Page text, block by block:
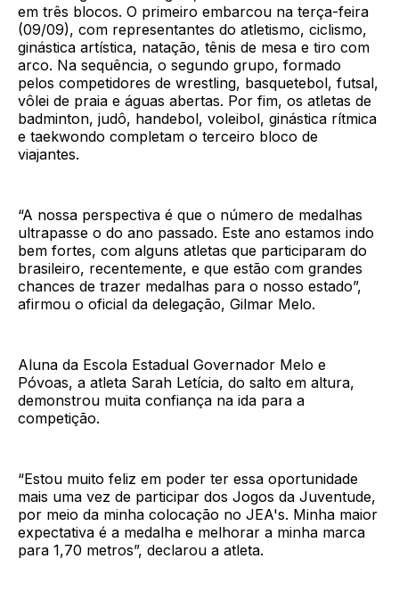
em três blocos. O primeiro embarcou na terça-feira
(09/09), com representantes do atletismo, ciclismo,
ginástica artística, natação, tênis de mesa e tiro com
arco. Na sequência, o segundo grupo, formado
pelos competidores de wrestling, basquetebol, futsal,
vôlei de praia e águas abertas. Por fim, os atletas de
badminton, judô, handebol, voleibol, ginástica rítmica
e taekwondo completam o terceiro bloco de
viajantes.
“A nossa perspectiva é que o número de medalhas
ultrapasse o do ano passado. Este ano estamos indo
bem fortes, com alguns atletas que participaram do
brasileiro, recentemente, e que estão com grandes
chances de trazer medalhas para o nosso estado”,
afirmou o oficial da delegação, Gilmar Melo.
Aluna da Escola Estadual Governador Melo e
Póvoas, a atleta Sarah Letícia, do salto em altura,
demonstrou muita confiança na ida para a
competição.
“Estou muito feliz em poder ter essa oportunidade
mais uma vez de participar dos Jogos da Juventude,
por meio da minha colocação no JEA's. Minha maior
expectativa é a medalha e melhorar a minha marca
para 1,70 metros”, declarou a atleta.